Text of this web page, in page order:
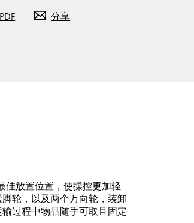
分享
佳放置位置，使操控更加轻
轮，以及两个万向轮，装卸
过程中物品随手可取且固定